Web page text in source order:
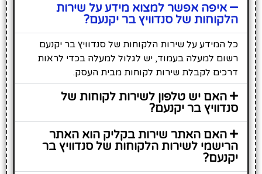
איפה אפשר למצוא מידע על שירות
הלקוחות של סנדוויץ בר יקנעם?
כל המידע על שירות הלקוחות של סנדוויץ בר יקנעם
רשום למעלה בעמוד, יש לגלול למעלה בכדי לראות
דרכים לקבלת שירות לקוחות מבית העסק.
האם יש טלפון לשירות לקוחות של
סנדוויץ בר יקנעם?
האם האתר שירות בקליק הוא האתר
הרישמי לשירות הלקוחות של סנדוויץ בר
יקנעם?